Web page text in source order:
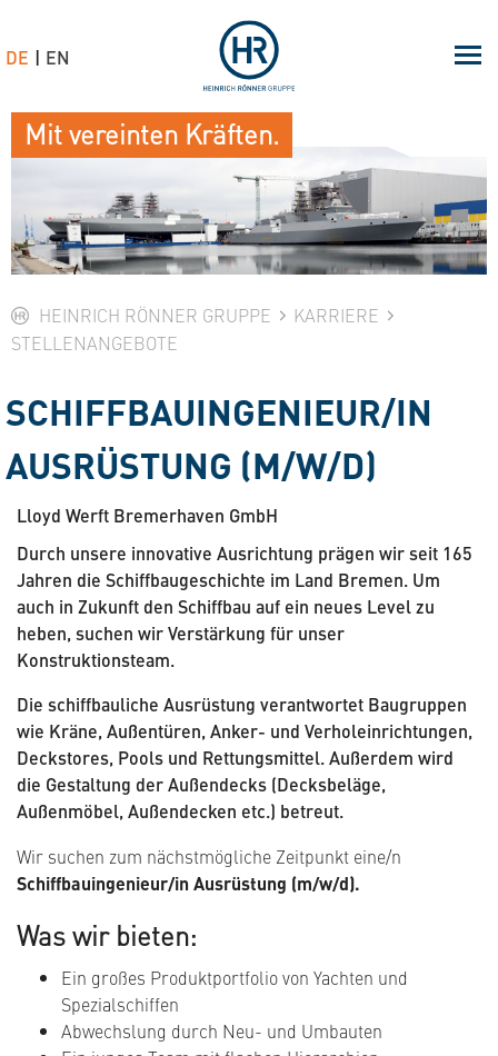
HEINRICH RÖNNER GRUPPE
KARRIERE
STELLENANGEBOTE
SCHIFFBAUINGENIEUR/IN
AUSRÜSTUNG (M/W/D)
Lloyd Werft Bremerhaven GmbH
Durch unsere innovative Ausrichtung prägen wir seit 165
Jahren die Schiffbaugeschichte im Land Bremen. Um
auch in Zukunft den Schiffbau auf ein neues Level zu
heben, suchen wir Verstärkung für unser
Konstruktionsteam.
Die schiffbauliche Ausrüstung verantwortet Baugruppen
wie Kräne, Außentüren, Anker- und Verholeinrichtungen,
Deckstores, Pools und Rettungsmittel. Außerdem wird
die Gestaltung der Außendecks (Decksbeläge,
Außenmöbel, Außendecken etc.) betreut.
Wir suchen zum nächstmögliche Zeitpunkt eine/n
Schiffbauingenieur/in Ausrüstung (m/w/d).
Was wir bieten:
Ein großes Produktportfolio von Yachten und
Spezialschiffen
Abwechslung durch Neu- und Umbauten
Mit vereinten Kräften.
DE EN